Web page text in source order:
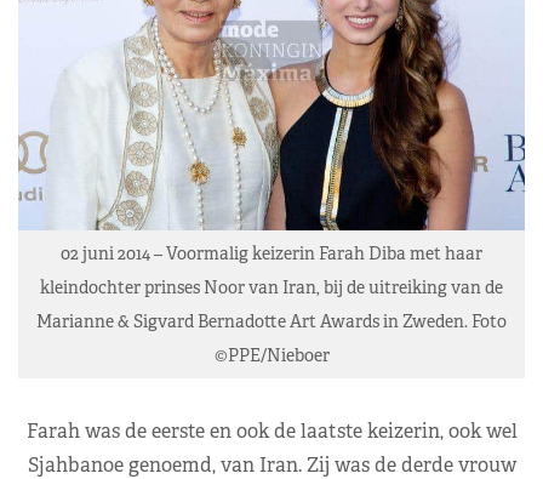
02 juni 2014 – Voormalig keizerin Farah Diba met haar
kleindochter prinses Noor van Iran, bij de uitreiking van de
Marianne & Sigvard Bernadotte Art Awards in Zweden. Foto
©PPE/Nieboer
Farah was de eerste en ook de laatste keizerin, ook wel
Sjahbanoe genoemd, van Iran. Zij was de derde vrouw